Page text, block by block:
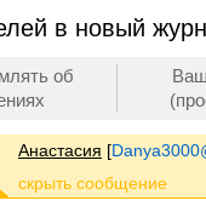
в новый
об
Анастасия [